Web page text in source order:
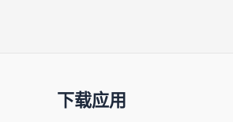
下载应用